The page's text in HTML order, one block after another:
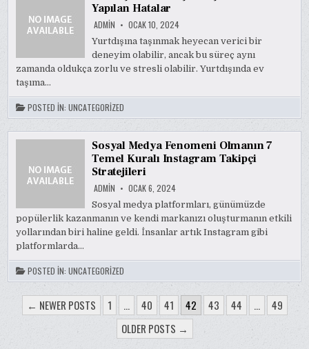
Yapılan Hatalar
ADMIN OCAK 10, 2024
Yurtdışına taşınmak heyecan verici bir
deneyim olabilir, ancak bu süreç aynı
zamanda oldukça zorlu ve stresli olabilir. Yurtdışında ev
taşıma…
POSTED IN:UNCATEGORIZED
Sosyal Medya Fenomeni Olmanın 7
Temel Kuralı Instagram Takipçi
Stratejileri
ADMIN OCAK 6, 2024
Sosyal medya platformları, günümüzde
popülerlik kazanmanın ve kendi markanızı oluşturmanın etkili
yollarından biri haline geldi. İnsanlar artık Instagram gibi
platformlarda…
POSTED IN:UNCATEGORIZED
YAZI
SAYFALAMASI
← NEWER POSTS 1 … 40 41 42 43 44 …
49
OLDER POSTS →